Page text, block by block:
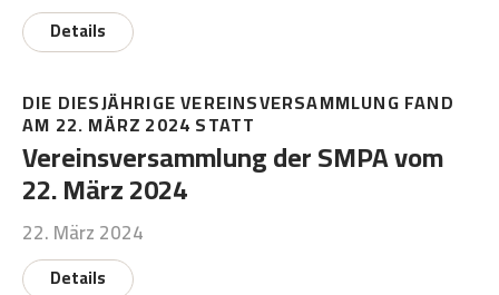
Details
DIE DIESJÄHRIGE VEREINSVERSAMMLUNG FAND
AM 22. MÄRZ 2024 STATT
Vereinsversammlung der SMPA vom
22. März 2024
22. März 2024
Details